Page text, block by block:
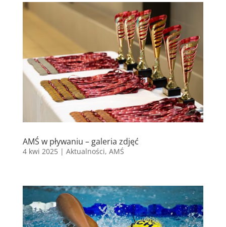
AMŚ w pływaniu – galeria zdjęć
4 kwi 2025| Aktualności, AMŚ